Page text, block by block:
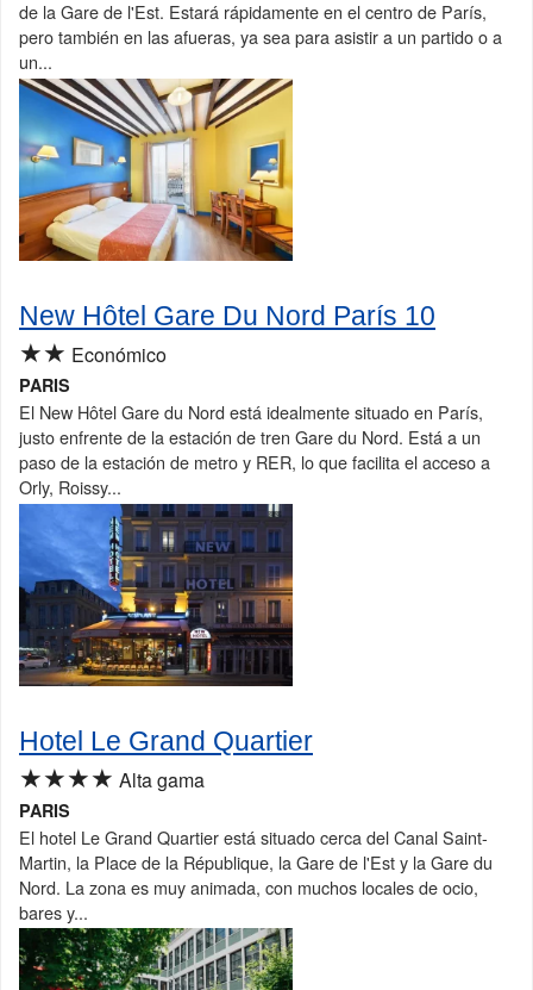
de la Gare de l'Est. Estará rápidamente en el centro de París,
pero también en las afueras, ya sea para asistir a un partido o a
un...
New Hôtel Gare Du Nord París 10
★★ Económico
PARIS
El New Hôtel Gare du Nord está idealmente situado en París,
justo enfrente de la estación de tren Gare du Nord. Está a un
paso de la estación de metro y RER, lo que facilita el acceso a
Orly, Roissy...
Hotel Le Grand Quartier
★★★★ Alta gama
PARIS
El hotel Le Grand Quartier está situado cerca del Canal Saint-
Martin, la Place de la République, la Gare de l'Est y la Gare du
Nord. La zona es muy animada, con muchos locales de ocio,
bares y...